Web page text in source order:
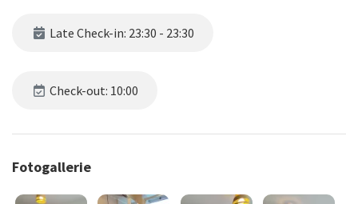
un vrai plus en bord de mer.
commodités
Late Check-in: 23:30 - 23:30
Check-out: 10:00
Fotogallerie